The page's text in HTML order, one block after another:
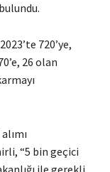
720’ye,
26 olan
“5 bin geçici